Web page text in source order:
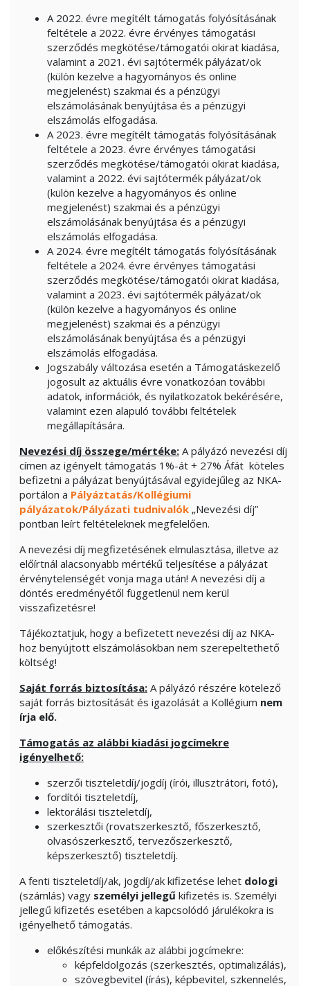
A 2022. évre megítélt támogatás folyósításának
feltétele a 2022. évre érvényes támogatási
szerződés megkötése/támogatói okirat kiadása,
valamint a 2021. évi sajtótermék pályázat/ok
(külön kezelve a hagyományos és online
megjelenést) szakmai és a pénzügyi
elszámolásának benyújtása és a pénzügyi
elszámolás elfogadása.
A 2023. évre megítélt támogatás folyósításának
feltétele a 2023. évre érvényes támogatási
szerződés megkötése/támogatói okirat kiadása,
valamint a 2022. évi sajtótermék pályázat/ok
(külön kezelve a hagyományos és online
megjelenést) szakmai és a pénzügyi
elszámolásának benyújtása és a pénzügyi
elszámolás elfogadása.
A 2024. évre megítélt támogatás folyósításának
feltétele a 2024. évre érvényes támogatási
szerződés megkötése/támogatói okirat kiadása,
valamint a 2023. évi sajtótermék pályázat/ok
(külön kezelve a hagyományos és online
megjelenést) szakmai és a pénzügyi
elszámolásának benyújtása és a pénzügyi
elszámolás elfogadása.
Jogszabály változása esetén a Támogatáskezelő
jogosult az aktuális évre vonatkozóan további
adatok, információk, és nyilatkozatok bekérésére,
valamint ezen alapuló további feltételek
megállapítására.
Nevezési díj összege/mértéke: A pályázó nevezési díj
címen az igényelt támogatás 1%-át + 27% Áfát köteles
befizetni a pályázat benyújtásával egyidejűleg az NKA-
portálon a Pályáztatás/Kollégiumi
pályázatok/Pályázati tudnivalók „Nevezési díj”
pontban leírt feltételeknek megfelelően.
A nevezési díj megfizetésének elmulasztása, illetve az
előírtnál alacsonyabb mértékű teljesítése a pályázat
érvénytelenségét vonja maga után! A nevezési díj a
döntés eredményétől függetlenül nem kerül
visszafizetésre!
Tájékoztatjuk, hogy a befizetett nevezési díj az NKA-
hoz benyújtott elszámolásokban nem szerepeltethető
költség!
Saját forrás biztosítása: A pályázó részére kötelező
saját forrás biztosítását és igazolását a Kollégium nem
írja elő.
Támogatás az alábbi kiadási jogcímekre
igényelhető:
szerzői tiszteletdíj/jogdíj (írói, illusztrátori, fotó),
fordítói tiszteletdíj,
lektorálási tiszteletdíj,
szerkesztői (rovatszerkesztő, főszerkesztő,
olvasószerkesztő, tervezőszerkesztő,
képszerkesztő) tiszteletdíj.
A fenti tiszteletdíj/ak, jogdíj/ak kifizetése lehet dologi
(számlás) vagy személyi jellegű kifizetés is. Személyi
jellegű kifizetés esetében a kapcsolódó járulékokra is
igényelhető támogatás.
előkészítési munkák az alábbi jogcímekre:
képfeldolgozás (szerkesztés, optimalizálás),
szövegbevitel (írás), képbevitel, szkennelés,